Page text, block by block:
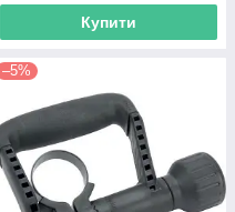
Купити
–5%